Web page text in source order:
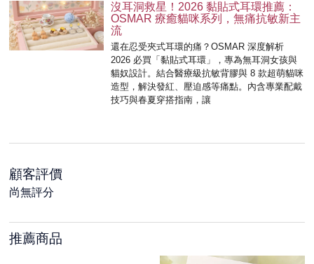
沒耳洞救星！2026 黏貼式耳環推薦：
OSMAR 療癒貓咪系列，無痛抗敏新主
流
還在忍受夾式耳環的痛？OSMAR 深度解析
2026 必買「黏貼式耳環」，專為無耳洞女孩與
貓奴設計。結合醫療級抗敏背膠與 8 款超萌貓咪
造型，解決發紅、壓迫感等痛點。內含專業配戴
技巧與春夏穿搭指南，讓
顧客評價
尚無評分
推薦商品